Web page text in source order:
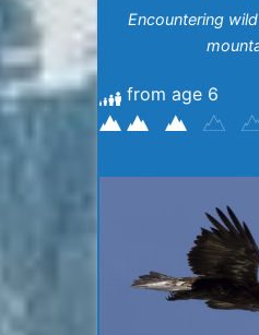
Encountering
from age 6